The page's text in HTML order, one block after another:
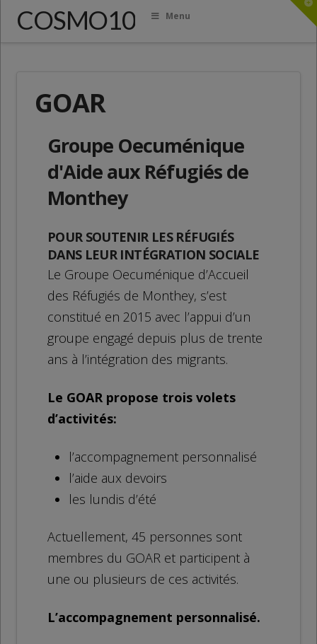
COSMO10 Menu
GOAR
Groupe Oecuménique
d'Aide aux Réfugiés de
Monthey
POUR SOUTENIR LES RÉFUGIÉS
DANS LEUR INTÉGRATION SOCIALE
Le Groupe Oecuménique d’Accueil
des Réfugiés de Monthey, s’est
constitué en 2015 avec l’appui d’un
groupe engagé depuis plus de trente
ans à l’intégration des migrants.
Le GOAR propose trois volets
d’activités:
l’accompagnement personnalisé
l’aide aux devoirs
les lundis d’été
Actuellement, 45 personnes sont
membres du GOAR et participent à
une ou plusieurs de ces activités.
L’accompagnement personnalisé.